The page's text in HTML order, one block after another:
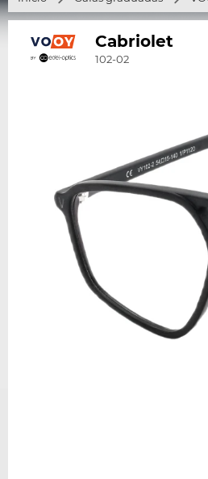
Cabriolet
102-02